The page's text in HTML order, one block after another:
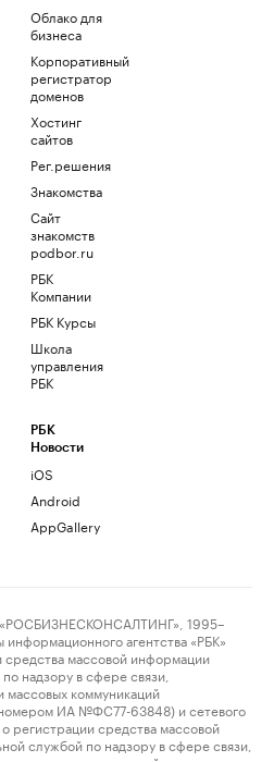
Облако для
бизнеса
Корпоративный
регистратор
доменов
Хостинг
сайтов
Рег.решения
Знакомства
Сайт
знакомств
podbor.ru
РБК
Компании
РБК Курсы
Школа
управления
РБК
РБК
Новости
iOS
Android
AppGallery
1995–
агентства «РБК»
средства массовой информации
надзору в сфере связи,
массовых коммуникаций
ИА №ФС77-63848) и сетевого
регистрации средства массовой
службой по надзору в сфере связи,